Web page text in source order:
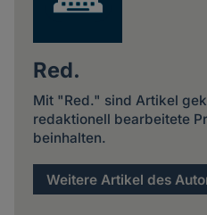
Red.
Mit "Red." sind Artikel
redaktionell bearbeitete
beinhalten.
Weitere Artikel des